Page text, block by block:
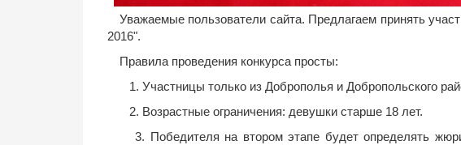
Уважаемые пользователи сайта. Предлагаем принять
2016".
Правила проведения конкурса просты:
1. Участницы только из Доброполья и Добропольского
2. Возрастные ограничения: девушки старше 18 лет.
3. Победителя на втором этапе будет определять